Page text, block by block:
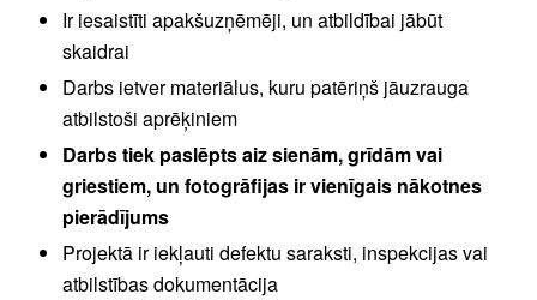
Ir iesaistīti apakšuzņēmēji, un atbildībai jābūt
skaidrai
Darbs ietver materiālus, kuru patēriņš jāuzrauga
atbilstoši aprēķiniem
Darbs tiek paslēpts aiz sienām, grīdām vai
griestiem, un fotogrāfijas ir vienīgais nākotnes
pierādījums
Projektā ir iekļauti defektu saraksti, inspekcijas vai
atbilstības dokumentācija